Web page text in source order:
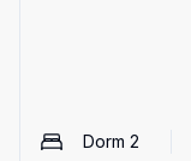
Dorm 2